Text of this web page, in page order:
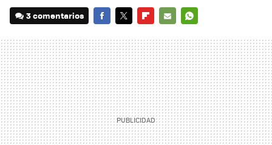
3 comentarios
MAIL